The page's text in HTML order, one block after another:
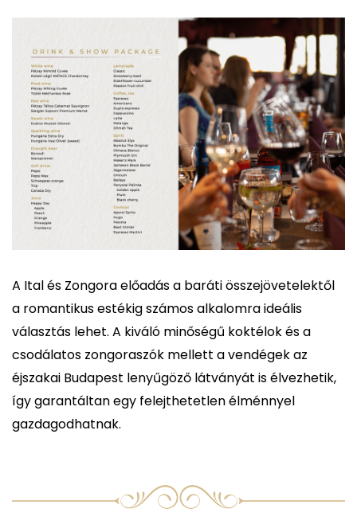
A Ital és Zongora előadás a baráti összejövetelektől
a romantikus estékig számos alkalomra ideális
választás lehet. A kiváló minőségű koktélok és a
csodálatos zongoraszók mellett a vendégek az
éjszakai Budapest lenyűgöző látványát is élvezhetik,
így garantáltan egy felejthetetlen élménnyel
gazdagodhatnak.